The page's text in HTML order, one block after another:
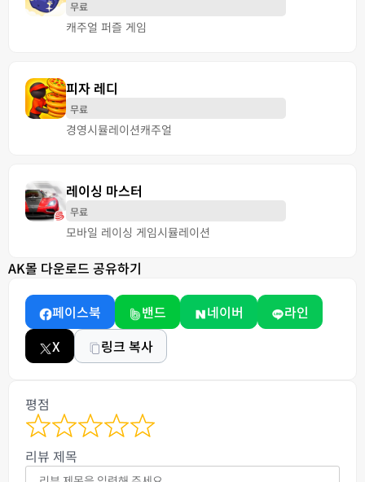
무료
캐주얼 퍼즐 게임
피자 레디
무료
경영시뮬레이션캐주얼
레이싱 마스터
무료
모바일 레이싱 게임시뮬레이션
AK몰 다운로드 공유하기
페이스북 밴드 네이버
라인
X
링크 복사
평점
리뷰 제목